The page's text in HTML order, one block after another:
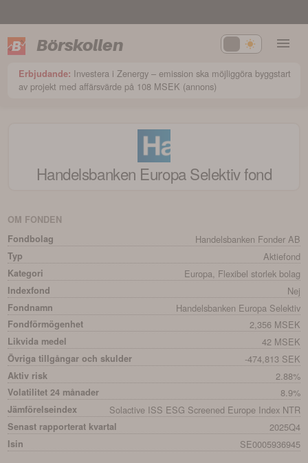
Börskollen
Erbjudande: Investera i Zenergy – emission ska möjliggöra byggstart
av projekt med affärsvärde på 108 MSEK (annons)
Handelsbanken Europa Selektivfond
OM FONDEN
Fondbolag
Handelsbanken Fonder AB
Typ Aktiefond
Kategori Europa, Flexibel storlek bolag
Indexfond Nej
Fondnamn Handelsbanken Europa Selektiv
Fondförmögenhet 2,356 MSEK
Likvida medel 42 MSEK
Övriga tillgångar och skulder -474,813 SEK
Aktiv risk 2.88%
Volatilitet 24 månader 8.9%
Jämförelseindex Solactive ISS ESG Screened Europe Index NTR
Senast rapporterat kvartal 2025Q4
Isin SE0005936945